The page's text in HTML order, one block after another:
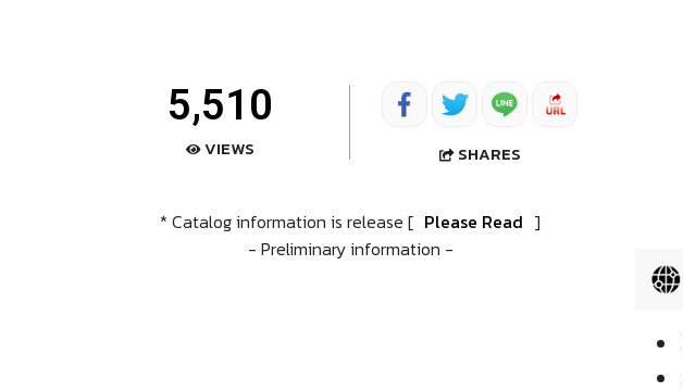
5,510
VIEWS SHARES
* Catalog information is release [ Please Read ]
- Preliminary information -